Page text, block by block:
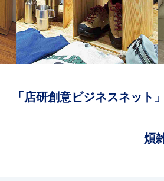
「店研創意ビジネスネット
煩